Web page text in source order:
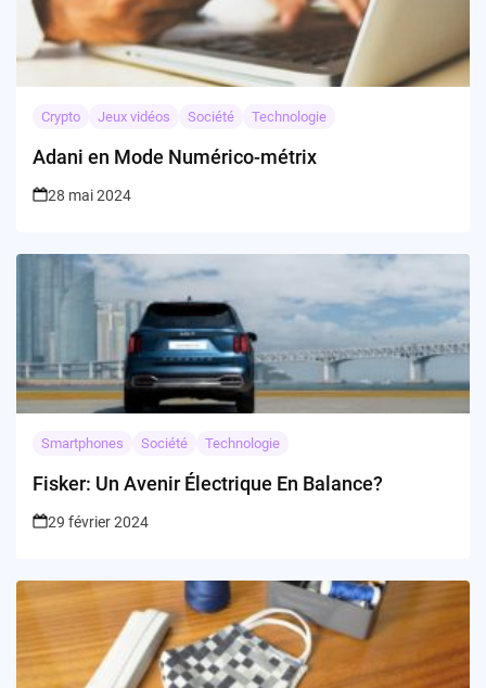
Crypto Jeux vidéos Société Technologie
Adani en Mode Numérico-métrix
28 mai 2024
Smartphones Société Technologie
Fisker: Un Avenir Électrique En Balance?
29 février 2024